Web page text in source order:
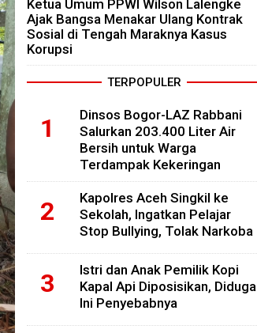
Ketua Umum PPWI Wilson Lalengke
Ajak Bangsa Menakar Ulang Kontrak
Sosial di Tengah Maraknya Kasus
Korupsi
TERPOPULER
Dinsos Bogor-LAZ Rabbani
Salurkan 203.400 Liter Air
Bersih untuk Warga
Terdampak Kekeringan
Kapolres Aceh Singkil ke
Sekolah, Ingatkan Pelajar
Stop Bullying, Tolak Narkoba
Istri dan Anak Pemilik Kopi
Kapal Api Diposisikan, Diduga
Ini Penyebabnya